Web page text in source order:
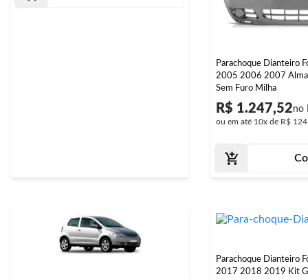
Parachoque Dianteiro
2005 2006 2007 Alma
Sem Furo Milha
R$ 1.247,52
ou em até 10x de R$
Parachoque Dianteiro
2017 2018 2019 Kit